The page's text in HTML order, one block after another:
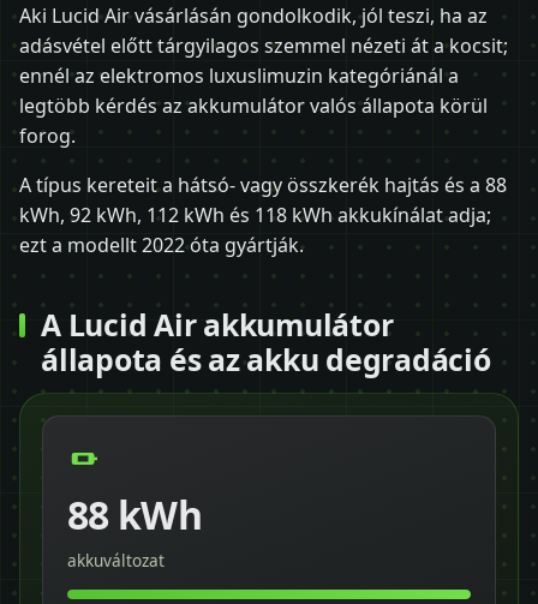
Aki Lucid Air vásárlásán gondolkodik, jól teszi, ha az
adásvétel előtt tárgyilagos szemmel nézeti át a kocsit;
ennél az elektromos luxuslimuzin kategóriánál a
legtöbb kérdés az akkumulátor valós állapota körül
forog.
A típus kereteit a hátsó- vagy összkerék hajtás és a 88
kWh, 92 kWh, 112 kWh és 118 kWh akkukínálat adja;
ezt a modellt 2022 óta gyártják.
A Lucid Air akkumulátor
állapota és az akku degradáció
88 kWh
akkuváltozat